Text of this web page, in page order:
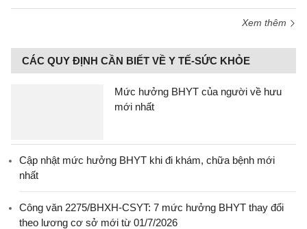
Xem thêm
CÁC QUY ĐỊNH CẦN BIẾT VỀ Y TẾ-SỨC KHỎE
Mức hưởng BHYT của người về hưu
mới nhất
Cập nhật mức hưởng BHYT khi đi khám, chữa bệnh mới
nhất
Công văn 2275/BHXH-CSYT: 7 mức hưởng BHYT thay đổi
theo lương cơ sở mới từ 01/7/2026